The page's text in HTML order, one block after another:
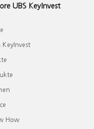
UBS KeyInvest
KeyInvest
How